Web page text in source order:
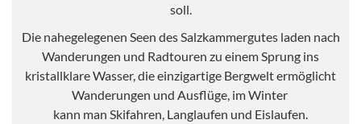
soll.
Die nahegelegenen Seen des Salzkammergutes laden nach
Wanderungen und Radtouren zu einem Sprung ins
kristallklare Wasser, die einzigartige Bergwelt ermöglicht
Wanderungen und Ausflüge, im Winter
kann man Skifahren, Langlaufen und Eislaufen.